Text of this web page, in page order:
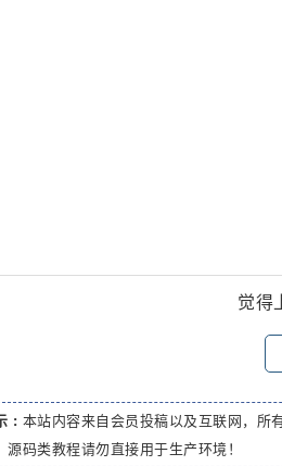
觉得
: 本站内容来自会员投稿以及互联网，所
源码类教程请勿直接用于生产环境！